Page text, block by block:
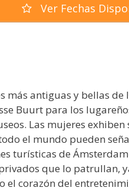
Ver Fechas
más antiguas y bellas
Buurt para los
Las mujeres
el mundo pueden
turísticas de
que lo patrullan,
el corazón del